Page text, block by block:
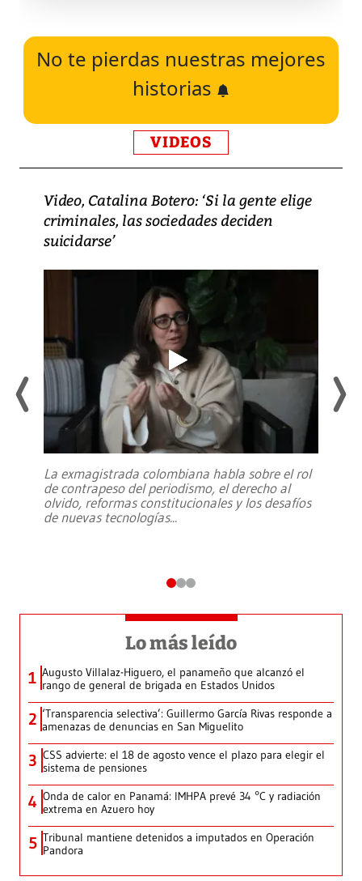
No te pierdas nuestras mejores
historias
VIDEOS
Video, Catalina Botero: ‘Si la gente elige
criminales, las sociedades deciden
suicidarse’
La exmagistrada colombiana habla sobre el rol
de contrapeso del periodismo, el derecho al
olvido, reformas constitucionales y los desafíos
de nuevas tecnologías...
Lo más leído
1 Augusto Villalaz-Higuero, el panameño que alcanzó el
rango de general de brigada en Estados Unidos
2 ‘Transparencia selectiva’: Guillermo García Rivas responde a
amenazas de denuncias en San Miguelito
3 CSS advierte: el 18 de agosto vence el plazo para elegir el
sistema de pensiones
4 Onda de calor en Panamá: IMHPA prevé 34 °C y radiación
extrema en Azuero hoy
5 Tribunal mantiene detenidos a imputados en Operación
Pandora